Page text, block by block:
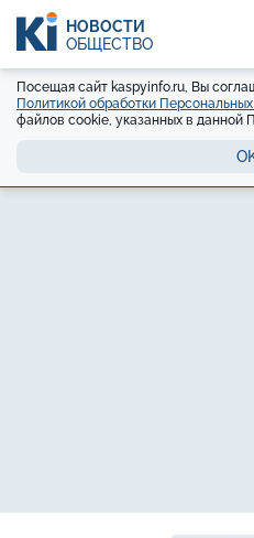
НОВОСТИ
ОБЩЕСТВО
Посещая сайт kaspyinfo.ru, Вы
Политикой обработки
файлов cookie, указанных в данной